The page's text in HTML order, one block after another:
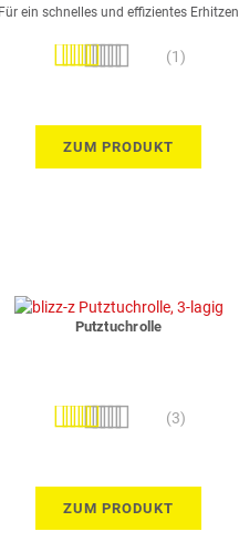
Für ein schnelles und effizientes Erhitzen
Bewertung: (1)
ZUM PRODUKT
Putztuchrolle
Bewertung: (3)
ZUM PRODUKT